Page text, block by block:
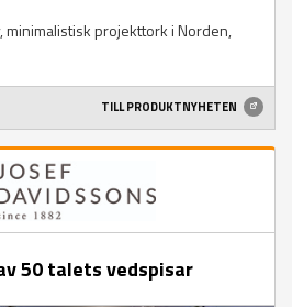
minimalistisk projekttork i Norden,
TILL PRODUKTNYHETEN
50 talets vedspisar